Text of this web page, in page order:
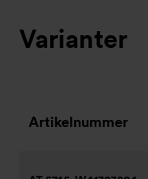
Varianter
Artikelnummer